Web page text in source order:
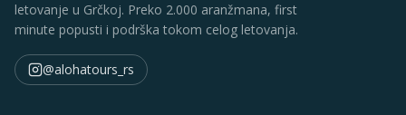
letovanje u Grčkoj. Preko 2.000 aranžmana, first
minute popusti i podrška tokom celog letovanja.
@alohatours_rs